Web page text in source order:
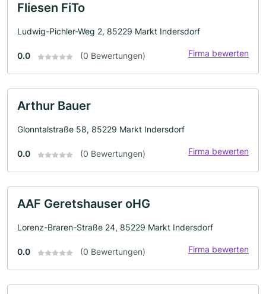
Fliesen FiTo
Ludwig-Pichler-Weg 2, 85229 Markt Indersdorf
0.0 (0 Bewertungen) Firma bewerten
Arthur Bauer
Glonntalstraße 58, 85229 Markt Indersdorf
0.0 (0 Bewertungen) Firma bewerten
AAF Geretshauser oHG
Lorenz-Braren-Straße 24, 85229 Markt Indersdorf
0.0 (0 Bewertungen) Firma bewerten